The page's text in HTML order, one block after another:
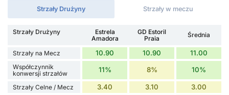
Strzały Drużyny Strzały w meczu
Strzały Drużyny
Estrela
Amadora
GD Estoril
Praia
Średnia
Strzały na Mecz 10.90 10.90 11.00
Współczynnik
konwersji strzałów
11% 8% 10%
Strzały Celne / Mecz 3.40 3.10 3.00